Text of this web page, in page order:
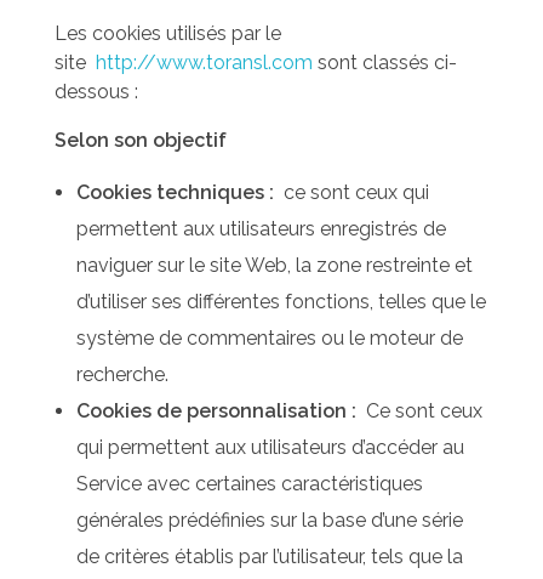
Les cookies utilisés par le
site http://www.toransl.com sont classés ci-
dessous :
Selon son objectif
Cookies techniques : ce sont ceux qui
permettent aux utilisateurs enregistrés de
naviguer sur le site Web, la zone restreinte et
d’utiliser ses différentes fonctions, telles que le
système de commentaires ou le moteur de
recherche.
Cookies de personnalisation : Ce sont ceux
qui permettent aux utilisateurs d’accéder au
Service avec certaines caractéristiques
générales prédéfinies sur la base d’une série
de critères établis par l’utilisateur, tels que la